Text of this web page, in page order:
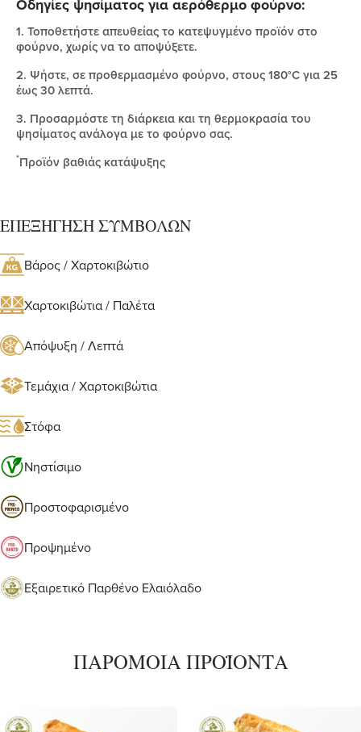
Οδηγίες ψησίματος για αερόθερμο φούρνο:
1. Τοποθετήστε απευθείας το κατεψυγμένο προϊόν στο
φούρνο, χωρίς να το αποψύξετε.
2. Ψήστε, σε προθερμασμένο φούρνο, στους 180°C για 25
έως 30 λεπτά.
3. Προσαρμόστε τη διάρκεια και τη θερμοκρασία του
ψησίματος ανάλογα με το φούρνο σας.
*Προϊόν βαθιάς κατάψυξης
ΕΠΕΞΗΓΗΣΗ ΣΥΜΒΟΛΩΝ
Βάρος / Χαρτοκιβώτιο
Χαρτοκιβώτια / Παλέτα
Απόψυξη / Λεπτά
Τεμάχια / Χαρτοκιβώτια
Στόφα
Νηστίσιμο
Προστοφαρισμένο
Προψημένο
Εξαιρετικό Παρθένο Ελαιόλαδο
ΠΑΡΟΜΟΙΑ ΠΡΟΪΟΝΤΑ